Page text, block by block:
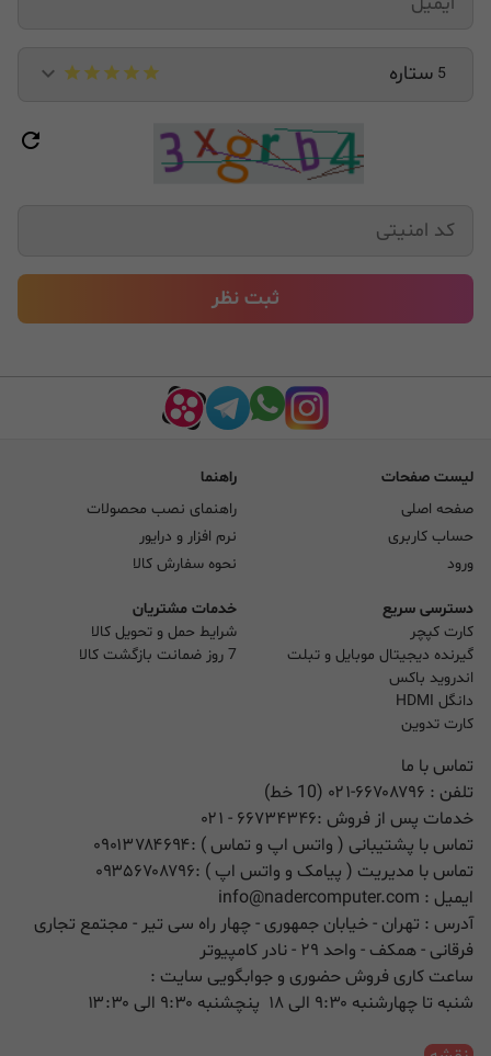
5 ستاره
ثبت نظر
لیست صفحات
صفحه اصلی
حساب کاربری
ورود
راهنما
راهنمای نصب محصولات
نرم افزار و درایور
نحوه سفارش کالا
دسترسی سریع
کارت کپچر
گیرنده دیجیتال موبایل و تبلت
اندروید باکس
دانگل HDMI
کارت تدوین
خدمات مشتریان
شرایط حمل و تحویل کالا
7 روز ضمانت بازگشت کالا
تماس با ما
تلفن : ۰۲۱-۶۶۷۰۸۷۹۶ (10 خط)
خدمات پس از فروش :۶۶۷۳۴۳۴۶ - ۰۲۱
تماس با پشتیبانی ( واتس اپ و تماس ) :۰۹۰۱۳۷۸۴۶۹۴
تماس با مدیریت ( پیامک و واتس اپ ) :۰۹۳۵۶۷۰۸۷۹۶
ایمیل : info@nadercomputer.com
آدرس : تهران - خیابان جمهوری - چهار راه سی تیر - مجتمع تجاری
فرقانی - همکف - واحد ۲۹ - نادر کامپیوتر
ساعت کاری فروش حضوری و جوابگویی سایت :
شنبه تا چهارشنبه ۹:۳۰ الی ۱۸ پنچشنبه ۹:۳۰ الی ۱۳:۳۰